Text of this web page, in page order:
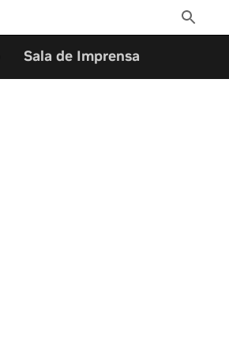
Toggle
Search
Sala de Imprensa